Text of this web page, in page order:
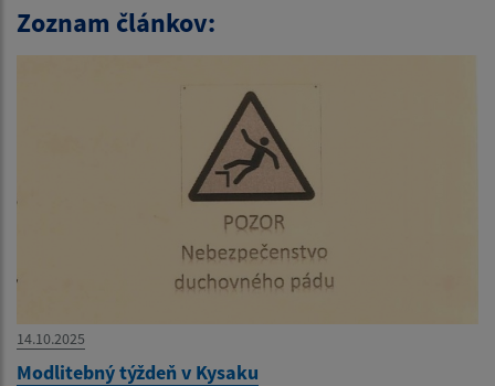
Zoznam článkov:
14.10.2025
Modlitebný týždeň v Kysaku